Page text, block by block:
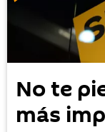
No te
más